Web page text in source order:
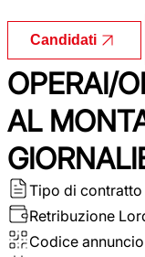
Candidati
OPERAI/
AL
Tipo di contratto
Retribuzione
Codice annuncio